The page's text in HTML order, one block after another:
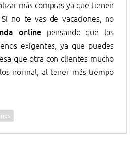
más compras ya que tienen
no te vas de vacaciones, no
online pensando que los
exigentes, ya que puedes
que otra con clientes mucho
normal, al tener más tiempo